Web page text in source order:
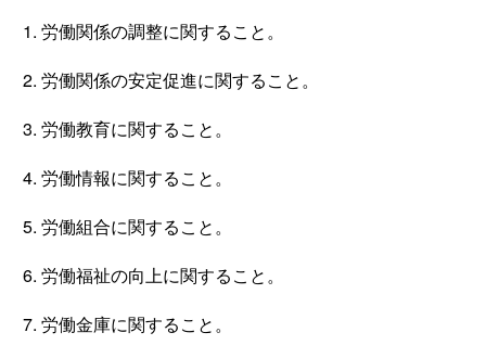
労働関係の調整に関すること。
労働関係の安定促進に関すること。
労働教育に関すること。
労働情報に関すること。
労働組合に関すること。
労働福祉の向上に関すること。
労働金庫に関すること。